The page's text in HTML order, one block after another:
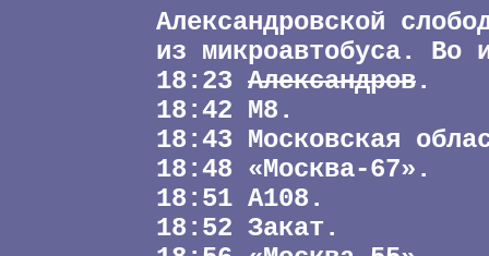
Александровской
из микроавтобуса. Во
18:23 Александров.
18:42 М8.
18:43 Московская
18:48 «Москва-67».
18:51 А108.
18:52 Закат.